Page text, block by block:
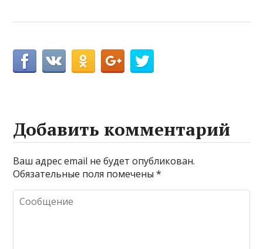
Добавить комментарий
Ваш адрес email не будет опубликован.
Обязательные поля помечены*